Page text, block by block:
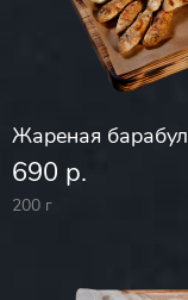
Жареная
690 р.
200 г